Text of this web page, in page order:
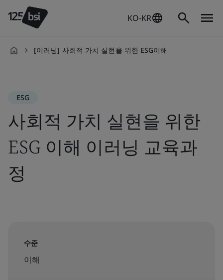
KO-KR
[이러닝] 사회적 가치 실현을 위한 ESG이해
ESG
사회적 가치 실현을 위한
ESG 이해 이러닝 교육과
정
수준
이해